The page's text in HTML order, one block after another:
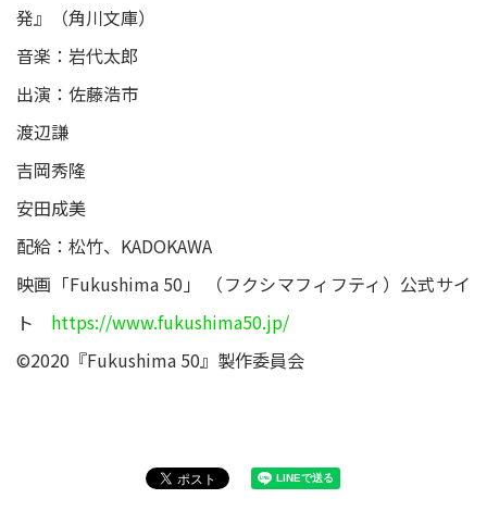
発』（角川文庫）
音楽：岩代太郎
出演：佐藤浩市
渡辺謙
吉岡秀隆
安田成美
配給：松竹、KADOKAWA
映画「Fukushima 50」 （フクシマフィフティ）公式サイ
ト https://www.fukushima50.jp/
©2020『Fukushima 50』製作委員会